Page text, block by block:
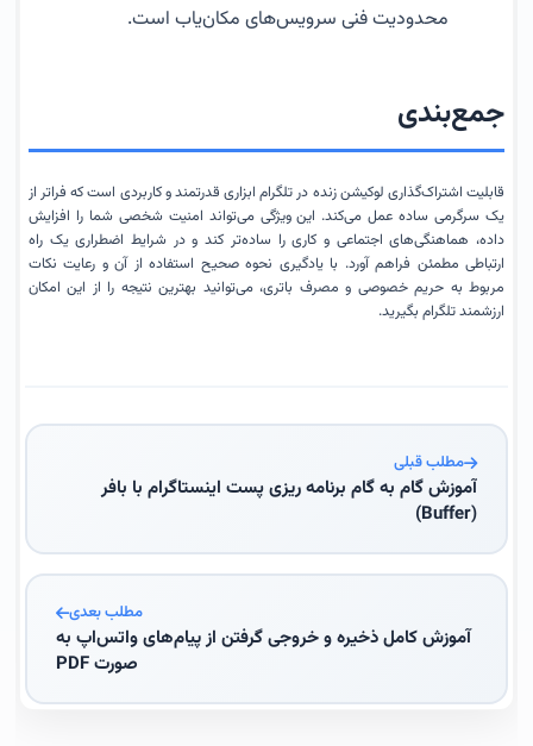
محدودیت فنی سرویس‌های مکان‌یاب است.
جمع‌بندی
قابلیت اشتراک‌گذاری لوکیشن زنده در تلگرام ابزاری قدرتمند و کاربردی است که فراتر از
یک سرگرمی ساده عمل می‌کند. این ویژگی می‌تواند امنیت شخصی شما را افزایش
داده، هماهنگی‌های اجتماعی و کاری را ساده‌تر کند و در شرایط اضطراری یک راه
ارتباطی مطمئن فراهم آورد. با یادگیری نحوه صحیح استفاده از آن و رعایت نکات
مربوط به حریم خصوصی و مصرف باتری، می‌توانید بهترین نتیجه را از این امکان
ارزشمند تلگرام بگیرید.
مطلب قبلی
آموزش گام به گام برنامه ریزی پست اینستاگرام با بافر
(Buffer)
مطلب بعدی
آموزش کامل ذخیره و خروجی گرفتن از پیام‌های واتس‌اپ به
صورت PDF